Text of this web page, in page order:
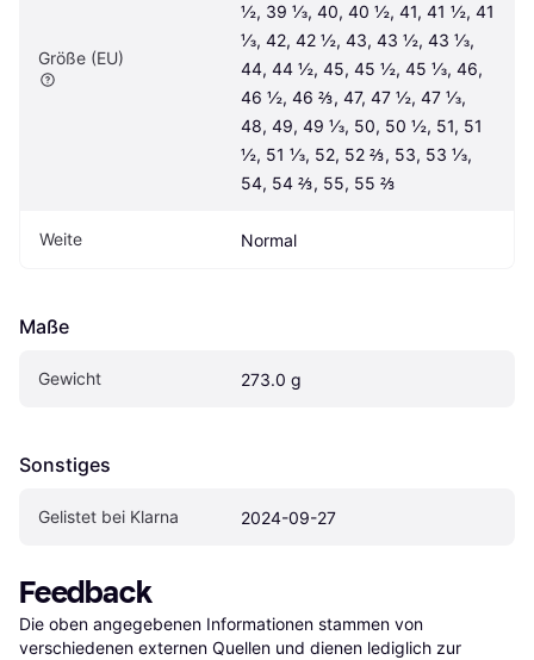
Größe (EU)
½, 39 ⅓, 40, 40 ½, 41, 41 ½, 41
⅓, 42, 42 ½, 43, 43 ½, 43 ⅓,
44, 44 ½, 45, 45 ½, 45 ⅓, 46,
46 ½, 46 ⅔, 47, 47 ½, 47 ⅓,
48, 49, 49 ⅓, 50, 50 ½, 51, 51
½, 51 ⅓, 52, 52 ⅔, 53, 53 ⅓,
54, 54 ⅔, 55, 55 ⅔
Weite Normal
Maße
Gewicht 273.0 g
Sonstiges
Gelistet bei Klarna 2024-09-27
Feedback
Die oben angegebenen Informationen stammen von
verschiedenen externen Quellen und dienen lediglich zur